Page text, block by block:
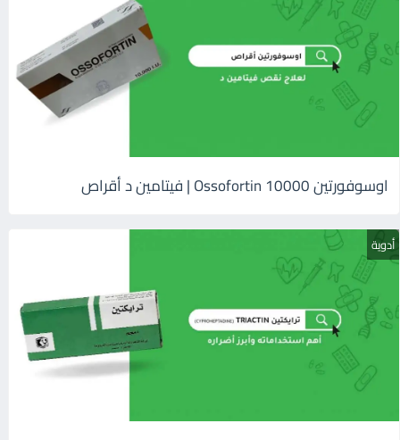
اوسوفورتين 10000 Ossofortin | فيتامين د أقراص
أدوية